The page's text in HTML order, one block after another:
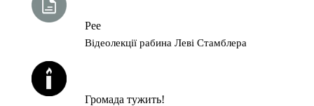
Рее
Відеолекції рабина Леві Стамблера
Громада тужить!